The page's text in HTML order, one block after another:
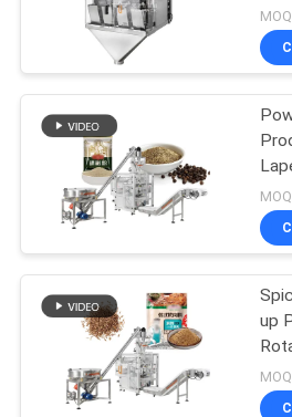
NIEUWS
GEVALLEN
VRAAG
EEN
OFFERTE
SITEMAP
PRIVACYBELEID
de
machine
voor
rijstroken
up